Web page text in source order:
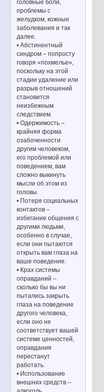
головные боли,
проблемы с
желудком, кожные
заболевания и так
далее.
• Абстинентный
синдром – попросту
говоря «похмелье»,
поскольку на этой
стадии удаление или
разрыв отношений
становится
неизбежным
следствием.
• Одержимость –
крайняя форма
озабоченности
другим человеком,
его проблемой или
поведением, вам
сложно выкинуть
мысли об этом из
головы.
• Потеря социальных
контактов –
избегание общения с
другими людьми,
особенно в случае,
если они пытаются
открыть вам глаза на
ваше поведение.
• Крах системы
оправданий –
сколько бы вы ни
пытались закрыть
глаза на поведение
другого человека,
если оно не
соответствует вашей
системе ценностей,
оправдания
перестанут
работать.
• Использование
внешних средств –